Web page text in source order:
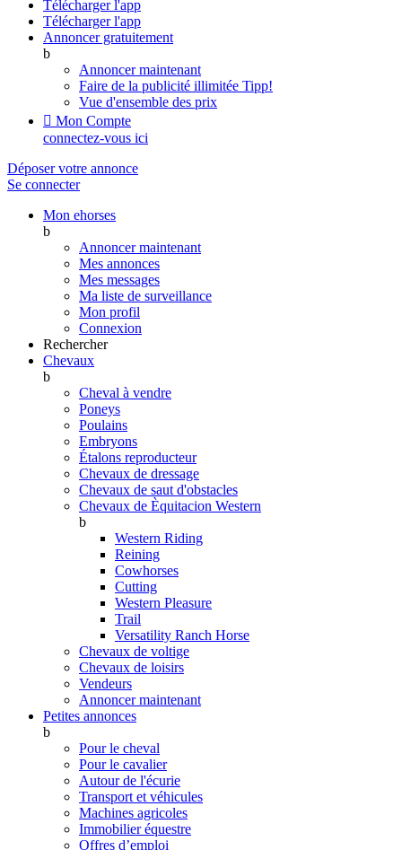
Télécharger l'app
Télécharger l'app
Annoncer gratuitement
b
Annoncer maintenant
Faire de la publicité illimitée Tipp!
Vue d'ensemble des prix
 Mon Compte
connectez-vous ici
Déposer votre annonce
Se connecter
Mon ehorses
b
Annoncer maintenant
Mes annonces
Mes messages
Ma liste de surveillance
Mon profil
Connexion
Rechercher
Chevaux
b
Cheval à vendre
Poneys
Poulains
Embryons
Étalons reproducteur
Chevaux de dressage
Chevaux de saut d'obstacles
Chevaux de Èquitacion Western
b
Western Riding
Reining
Cowhorses
Cutting
Western Pleasure
Trail
Versatility Ranch Horse
Chevaux de voltige
Chevaux de loisirs
Vendeurs
Annoncer maintenant
Petites annonces
b
Pour le cheval
Pour le cavalier
Autour de l'écurie
Transport et véhicules
Machines agricoles
Immobilier équestre
Offres d’emploi